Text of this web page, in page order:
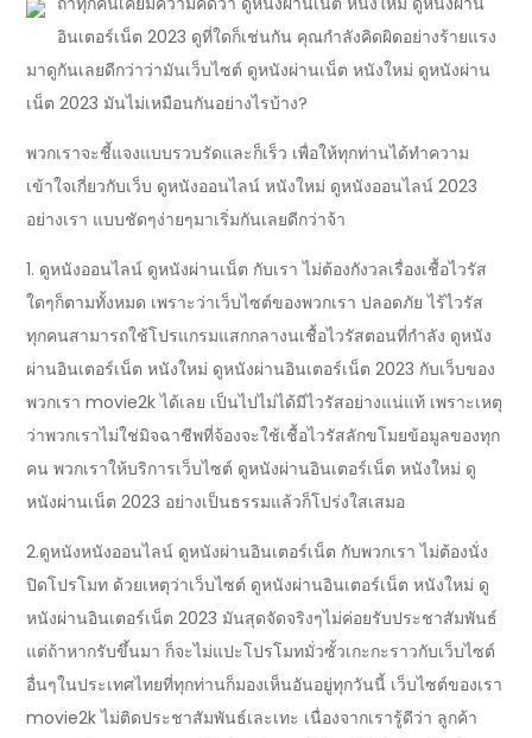
อินเตอร์เน็ต 2023 ดูที่ใดก็เช่นกัน คุณกำลังคิดผิดอย่างร้ายแรง
มาดูกันเลยดีกว่าว่ามันเว็บไซต์ ดูหนังผ่านเน็ต หนังใหม่ ดูหนังผ่าน
เน็ต 2023 มันไม่เหมือนกันอย่างไรบ้าง?
พวกเราจะชี้แจงแบบรวบรัดและก็เร็ว เพื่อให้ทุกท่านได้ทำความ
เข้าใจเกี่ยวกับเว็บ ดูหนังออนไลน์ หนังใหม่ ดูหนังออนไลน์ 2023
อย่างเรา แบบชัดๆง่ายๆมาเริ่มกันเลยดีกว่าจ้า
1. ดูหนังออนไลน์ ดูหนังผ่านเน็ต กับเรา ไม่ต้องกังวลเรื่องเชื้อไวรัส
ใดๆก็ตามทั้งหมด เพราะว่าเว็บไซต์ของพวกเรา ปลอดภัย ไร้ไวรัส
ทุกคนสามารถใช้โปรแกรมแสกกลางนเชื้อไวรัสตอนที่กำลัง ดูหนัง
ผ่านอินเตอร์เน็ต หนังใหม่ ดูหนังผ่านอินเตอร์เน็ต 2023 กับเว็บของ
พวกเรา movie2k ได้เลย เป็นไปไม่ได้มีไวรัสอย่างแน่แท้ เพราะเหตุ
ว่าพวกเราไม่ใช่มิจฉาชีพที่จ้องจะใช้เชื้อไวรัสลักขโมยข้อมูลของทุก
คน พวกเราให้บริการเว็บไซต์ ดูหนังผ่านอินเตอร์เน็ต หนังใหม่ ดู
หนังผ่านเน็ต 2023 อย่างเป็นธรรมแล้วก็โปร่งใสเสมอ
2.ดูหนังหนังออนไลน์ ดูหนังผ่านอินเตอร์เน็ต กับพวกเรา ไม่ต้องนั่ง
ปิดโปรโมท ด้วยเหตุว่าเว็บไซต์ ดูหนังผ่านอินเตอร์เน็ต หนังใหม่ ดู
หนังผ่านอินเตอร์เน็ต 2023 มันสุดจัดจริงๆไม่ค่อยรับประชาสัมพันธ์
แต่ถ้าหากรับขึ้นมา ก็จะไม่แปะโปรโมทมั่วซั้วเกะกะราวกับเว็บไซต์
อื่นๆในประเทศไทยที่ทุกท่านก็มองเห็นอันอยู่ทุกวันนี้ เว็บไซต์ของเรา
movie2k ไม่ติดประชาสัมพันธ์เละเทะ เนื่องจากเรารู้ดีว่า ลูกค้า